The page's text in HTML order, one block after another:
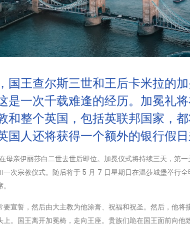
国王查尔斯三世和王后卡米拉的
是一次千载难逢的经历。加冕礼
和整个英国，包括英联邦国家，
国人还将获得一个额外的银行假日
母亲伊丽莎白二世去世后即位。加冕仪式将持续三天，第
次宗教仪式。随后将于 5 月 7 日星期日在温莎城堡举行
宣誓，然后由大主教为他涂膏、祝福和祝圣。然后，他将
。国王离开加冕椅，走向王座。贵族们跪在国王面前向他